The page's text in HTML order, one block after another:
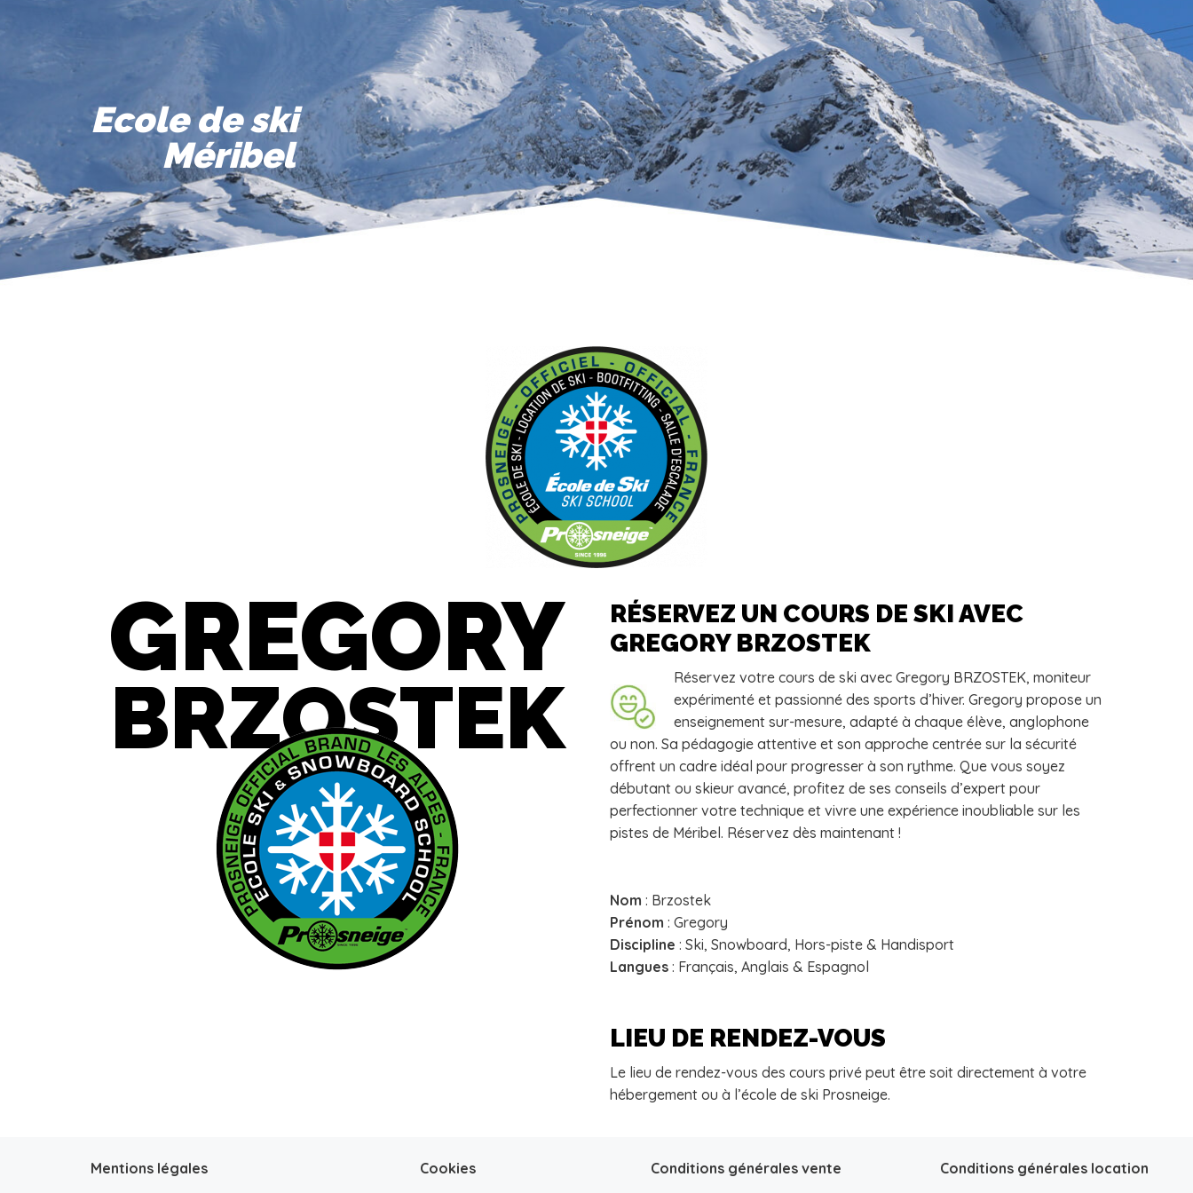
Ecole de ski
Méribel
GREGORY
BRZOSTEK
RÉSERVEZ UN COURS DE SKI AVEC
GREGORY BRZOSTEK
Réservez votre cours de ski avec Gregory BRZOSTEK, moniteur
expérimenté et passionné des sports d’hiver. Gregory propose un
enseignement sur-mesure, adapté à chaque élève, anglophone
ou non. Sa pédagogie attentive et son approche centrée sur la sécurité
offrent un cadre idéal pour progresser à son rythme. Que vous soyez
débutant ou skieur avancé, profitez de ses conseils d’expert pour
perfectionner votre technique et vivre une expérience inoubliable sur les
pistes de Méribel. Réservez dès maintenant !
Nom : Brzostek
Prénom : Gregory
Discipline : Ski, Snowboard, Hors-piste & Handisport
Langues : Français, Anglais & Espagnol
LIEU DE RENDEZ-VOUS
Le lieu de rendez-vous des cours privé peut être soit directement à votre
hébergement ou à l’école de ski Prosneige.
Mentions légales Cookies Conditions générales vente Conditions générales location